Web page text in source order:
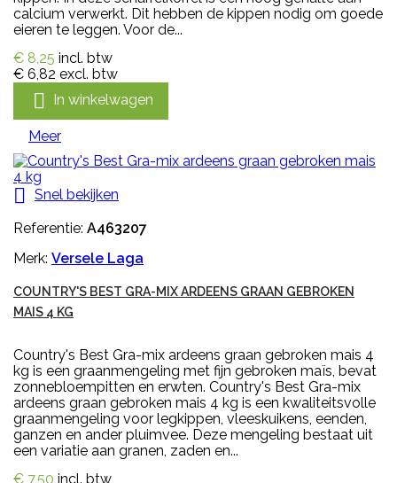
calcium verwerkt. Dit hebben de kippen nodig om goede
eieren te leggen. Voor de...
€ 8,25 incl. btw
€ 6,82 excl. btw
 In winkelwagen
Meer
 Snel bekijken
Referentie: A463207
Merk: Versele Laga
COUNTRY'S BEST GRA-MIX ARDEENS GRAAN GEBROKEN
MAIS 4 KG
Country's Best Gra-mix ardeens graan gebroken mais 4
kg is een graanmengeling met fijn gebroken maïs, bevat
zonnebloempitten en erwten. Country's Best Gra-mix
ardeens graan gebroken mais 4 kg is een kwaliteitsvolle
graanmengeling voor legkippen, vleeskuikens, eenden,
ganzen en ander pluimvee. Deze mengeling bestaat uit
een variatie aan granen, zaden en...
€ 7,50 incl. btw